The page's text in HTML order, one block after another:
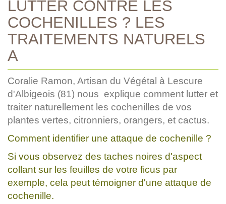
LUTTER CONTRE LES
COCHENILLES ? LES
TRAITEMENTS NATURELS
A
Coralie Ramon, Artisan du Végétal à Lescure
d'Albigeois (81) nous explique comment lutter et
traiter naturellement les cochenilles de vos
plantes vertes, citronniers, orangers, et cactus.
Comment identifier une attaque de cochenille ?
Si vous observez des taches noires d'aspect
collant sur les feuilles de votre ficus par
exemple, cela peut témoigner d'une attaque de
cochenille.